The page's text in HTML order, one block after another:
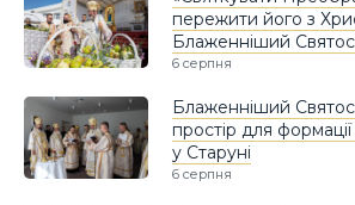
пережити його з
Блаженніший
6 серпня
Блаженніший
простір для формації
у Старуні
6 серпня